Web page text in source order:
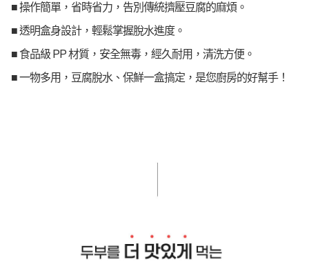
■ 操作簡單，省時省力，告別傳統擠壓豆腐的麻煩。
■ 透明盒身設計，輕鬆掌握脫水進度。
■ 食品級 PP 材質，安全無毒，經久耐用，清洗方便。
■ 一物多用，豆腐脫水、保鮮一盒搞定，是您廚房的好幫手！